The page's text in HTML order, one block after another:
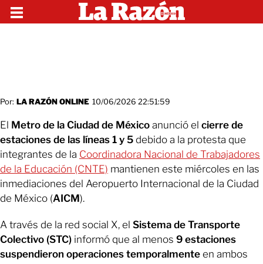
Por: LA RAZÓN ONLINE 10/06/2026 22:51:59
El Metro de la Ciudad de México anunció el cierre de
estaciones de las líneas 1 y 5 debido a la protesta que
integrantes de la Coordinadora Nacional de Trabajadores
de la Educación (CNTE) mantienen este miércoles en las
inmediaciones del Aeropuerto Internacional de la Ciudad
de México (AICM).
A través de la red social X, el Sistema de Transporte
Colectivo (STC) informó que al menos 9 estaciones
suspendieron operaciones temporalmente en ambos